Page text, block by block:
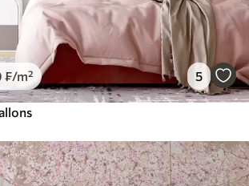
₣/m² 5